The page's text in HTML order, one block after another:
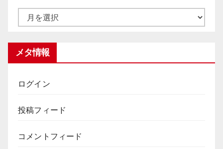
ー
ー
カ
イ
メタ情報
ログイン
投稿フィード
コメントフィード